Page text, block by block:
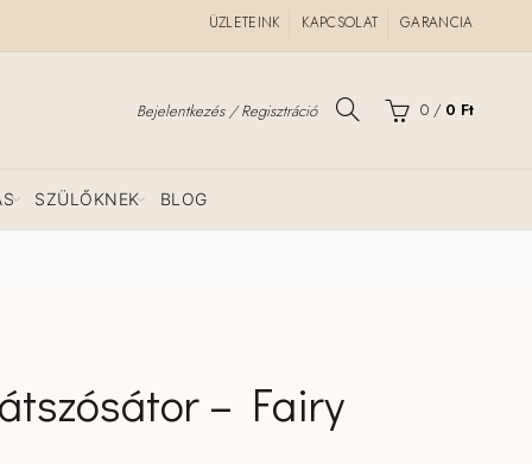
ÜZLETEINK KAPCSOLAT GARANCIA
Bejelentkezés / Regisztráció 0 / 0 Ft
SZÜLŐKNEK BLOG
– Fairy